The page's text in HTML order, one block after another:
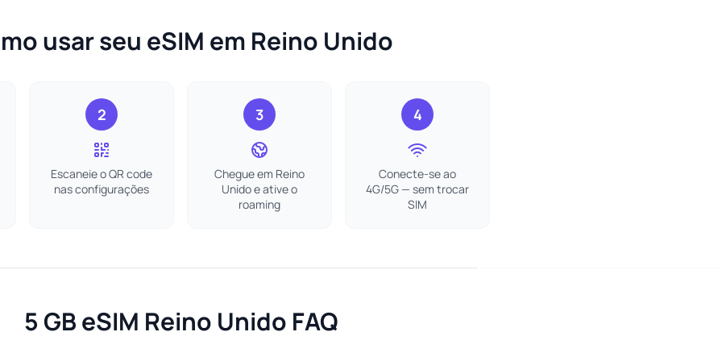
usar seu eSIM em Reino Unido
2
Escaneie o QR code
nas configurações
3
Chegue em Reino
Unido e ative o
roaming
4
Conecte-se ao
4G/5G — sem trocar
SIM
5 GB eSIM Reino Unido FAQ